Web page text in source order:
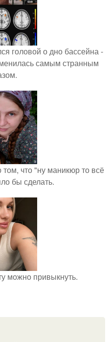
головой о дно бассейна -
самым странным
что "ну маникюр то всё
бы сделать.
можно привыкнуть.